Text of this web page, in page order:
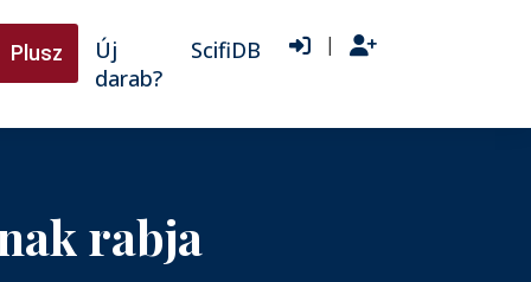
Plusz
Új
darab?
ScifiDB |
rabja